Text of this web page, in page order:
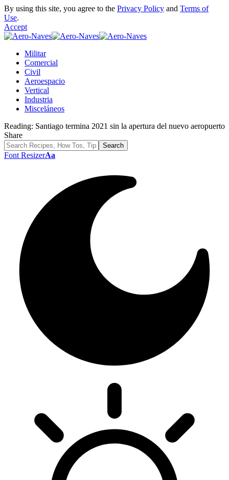
By using this site, you agree to the Privacy Policy and Terms of
Use.
Accept
Militar
Comercial
Civil
Aeroespacio
Vertical
Industria
Misceláneos
Reading: Santiago termina 2021 sin la apertura del nuevo aeropuerto
Share
Font ResizerAa